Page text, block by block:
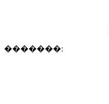
�������: